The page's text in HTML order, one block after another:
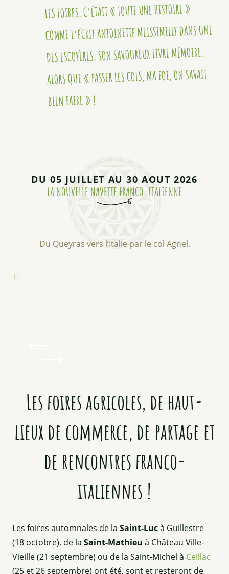
LES FOIRES, C’ÉTAIT « TOUTE UNE HISTOIRE »
COMME L’ÉCRIT ANTOINETTE MEISSIMILLY DANS UNE
DES ESCOYÈRES, SON SAVOUREUX LIVRE MÉMOIRE.
ALORS QUE « PASSER LES COLS, MA FOI, ON SAVAIT
BIEN FAIRE » !
DU 05 JUILLET AU 30 AOUT 2026
LA NOUVELLE NAVETTE FRANCO-ITALIENNE
Du Queyras vers l’Italie par le col Agnel.
Les foires agricoles, de haut-
lieux de commerce, de partage et
de rencontres franco-
italiennes !
Les foires automnales de la Saint-Lucà Guillestre
(18 octobre), de la Saint-Mathieu à Château Ville-
Vieille (21 septembre) ou de la Saint-Michel à Ceillac
(25 et 26 septembre) ont été, sont et resteront de